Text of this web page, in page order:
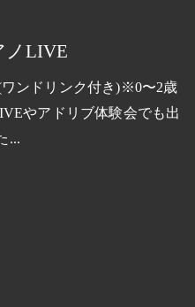
ノLIVE
ンドリンク付き)※0〜2歳
やアドリブ体験会でも出
...